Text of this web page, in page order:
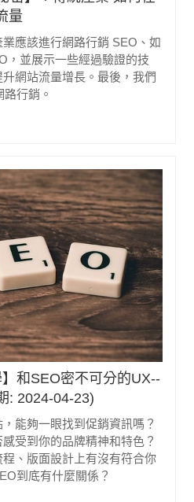
量
應該進行網路行銷 SEO、如
，並展示一些經過驗證的技
網站流量增長。最後，我們
行銷。
】和SEO密不可分的UX--
: 2024-04-23)
能夠一眼找到促銷資訊嗎？
受到你的品牌精神和特色？
、版面設計上有沒有符合你
到底有什麼關係？